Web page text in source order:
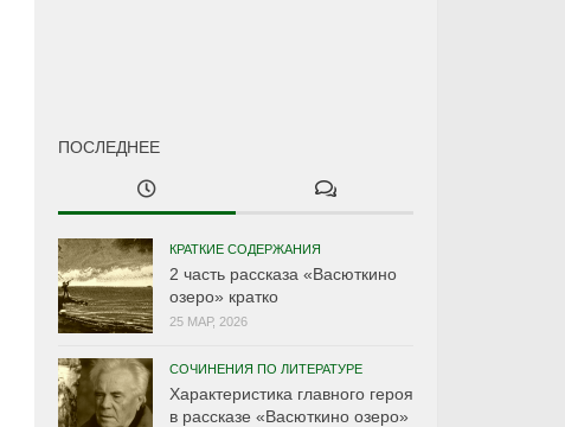
ПОСЛЕДНЕЕ
КРАТКИЕ СОДЕРЖАНИЯ
2 часть рассказа «Васюткино
озеро» кратко
25 МАР, 2026
СОЧИНЕНИЯ ПО ЛИТЕРАТУРЕ
Характеристика главного героя
в рассказе «Васюткино озеро»